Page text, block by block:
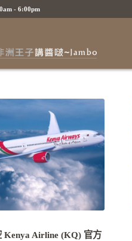
- 6:00pm
Kenya Airline (KQ) 官方